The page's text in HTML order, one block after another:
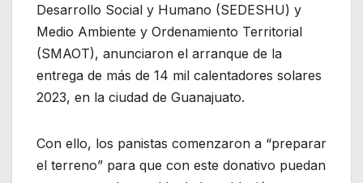
Desarrollo Social y Humano (SEDESHU) y
Medio Ambiente y Ordenamiento Territorial
(SMAOT), anunciaron el arranque de la
entrega de más de 14 mil calentadores solares
2023, en la ciudad de Guanajuato.
Con ello, los panistas comenzaron a “preparar
el terreno” para que con este donativo puedan